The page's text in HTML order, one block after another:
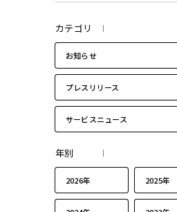
カテゴリ
お知らせ
プレスリリース
サービスニュース
年別
2026年 2025年